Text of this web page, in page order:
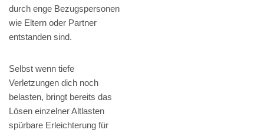
durch enge Bezugspersonen
wie Eltern oder Partner
entstanden sind.
Selbst wenn tiefe
Verletzungen dich noch
belasten, bringt bereits das
Lösen einzelner Altlasten
spürbare Erleichterung für